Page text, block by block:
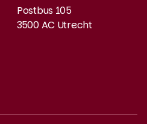
Postbus 105
3500 AC Utrecht